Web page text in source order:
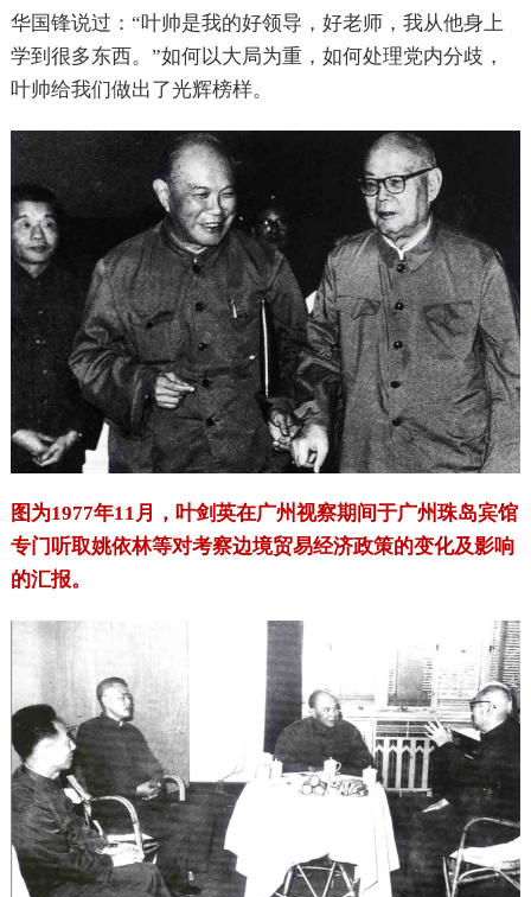
华国锋说过：“叶帅是我的好领导，好老师，我从他身上
学到很多东西。”如何以大局为重，如何处理党内分歧，
叶帅给我们做出了光辉榜样。
图为1977年11月，叶剑英在广州视察期间于广州珠岛宾馆
专门听取姚依林等对考察边境贸易经济政策的变化及影响
的汇报。